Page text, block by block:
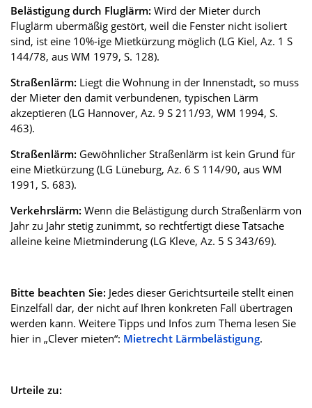
Belästigung durch Fluglärm: Wird der Mieter durch
Fluglärm ubermäßig gestört, weil die Fenster nicht isoliert
sind, ist eine 10%-ige Mietkürzung möglich (LG Kiel, Az. 1 S
144/78, aus WM 1979, S. 128).
Straßenlärm: Liegt die Wohnung in der Innenstadt, so muss
der Mieter den damit verbundenen, typischen Lärm
akzeptieren (LG Hannover, Az. 9 S 211/93, WM 1994, S.
463).
Straßenlärm: Gewöhnlicher Straßenlärm ist kein Grund für
eine Mietkürzung (LG Lüneburg, Az. 6 S 114/90, aus WM
1991, S. 683).
Verkehrslärm: Wenn die Belästigung durch Straßenlärm von
Jahr zu Jahr stetig zunimmt, so rechtfertigt diese Tatsache
alleine keine Mietminderung (LG Kleve, Az. 5 S 343/69).
Bitte beachten Sie: Jedes dieser Gerichtsurteile stellt einen
Einzelfall dar, der nicht auf Ihren konkreten Fall übertragen
werden kann. Weitere Tipps und Infos zum Thema lesen Sie
hier in „Clever mieten“: Mietrecht Lärmbelästigung.
Urteile zu: